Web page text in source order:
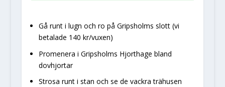
Gå runt i lugn och ro på Gripsholms slott (vi
betalade 140 kr/vuxen)
Promenera i Gripsholms Hjorthage bland
dovhjortar
Strosa runt i stan och se de vackra trähusen